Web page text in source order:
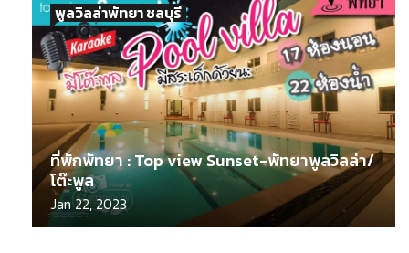
ที่พักพัทยา : Top view Sunset-พัทยาพูลวิลล่า/
โต๊ะพูล
Jan 22, 2023
พูลวิลล่าพัทยา ชลบุรี